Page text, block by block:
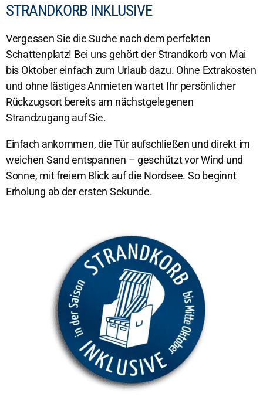
STRANDKORB INKLUSIVE
Vergessen Sie die Suche nach dem perfekten
Schattenplatz! Bei uns gehört der Strandkorb von Mai
bis Oktober einfach zum Urlaub dazu. Ohne Extrakosten
und ohne lästiges Anmieten wartet Ihr persönlicher
Rückzugsort bereits am nächstgelegenen
Strandzugang auf Sie.
Einfach ankommen, die Tür aufschließen und direkt im
weichen Sand entspannen – geschützt vor Wind und
Sonne, mit freiem Blick auf die Nordsee. So beginnt
Erholung ab der ersten Sekunde.